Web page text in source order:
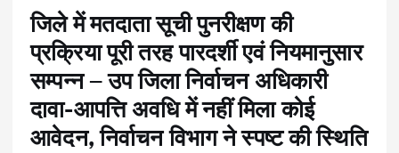
जिले में मतदाता सूची पुनरीक्षण की
प्रक्रिया पूरी तरह पारदर्शी एवं नियमानुसार
सम्पन्न – उप जिला निर्वाचन अधिकारी
दावा-आपत्ति अवधि में नहीं मिला कोई
आवेदन, निर्वाचन विभाग ने स्पष्ट की स्थिति